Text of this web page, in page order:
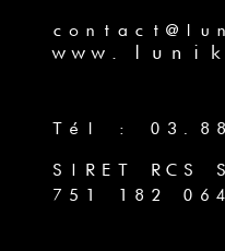
Tél :
SIRET RCS
751 182